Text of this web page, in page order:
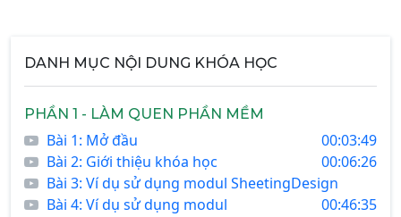
DANH MỤC NỘI DUNG KHÓA HỌC
PHẦN 1 - LÀM QUEN PHẦN MỀM
Bài 1: Mở đầu
00:03:49
Bài 2: Giới thiệu khóa học
00:06:26
Bài 3: Ví dụ sử dụng modul SheetingDesign
00:46:35
Bài 4: Ví dụ sử dụng modul